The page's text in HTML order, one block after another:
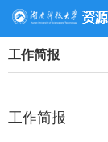
工作简报
工作简报